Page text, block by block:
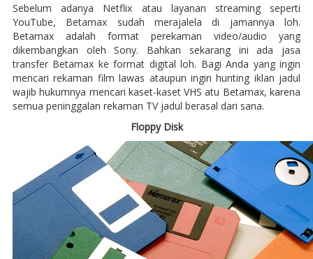
Sebelum adanya Netflix atau layanan streaming seperti
YouTube, Betamax sudah merajalela di jamannya loh.
Betamax adalah format perekaman video/audio yang
dikembangkan oleh Sony. Bahkan sekarang ini ada jasa
transfer Betamax ke format digital loh. Bagi Anda yang ingin
mencari rekaman film lawas ataupun ingin hunting iklan jadul
wajib hukumnya mencari kaset-kaset VHS atu Betamax, karena
semua peninggalan rekaman TV jadul berasal dari sana.
Floppy Disk